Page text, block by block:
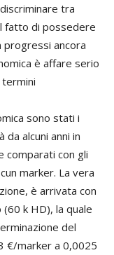
tra
fatto di possedere
progressi ancora
è affare serio
sono stati i
alcuni anni in
comparati con gli
marker. La vera
è arrivata con
k HD), la quale
del
€/marker a 0,0025